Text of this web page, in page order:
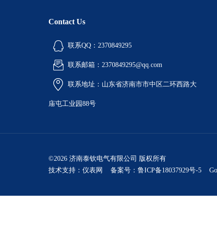
Contact Us
联系QQ：2370849295
联系邮箱：2370849295@qq.com
联系地址：山东省济南市市中区二环西路大
庙屯工业园88号
©2026 济南泰钦电气有限公司 版权所有
技术支持： 仪表网 备案号：鲁ICP备18037929号-5